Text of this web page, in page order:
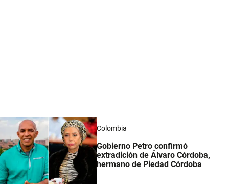
Colombia
Gobierno Petro confirmó
extradición de Álvaro Córdoba,
hermano de Piedad Córdoba